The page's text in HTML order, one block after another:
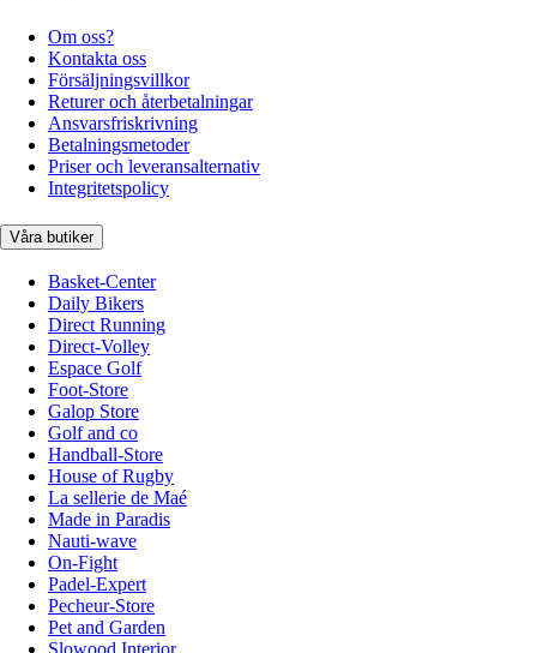
Om oss?
Kontakta oss
Försäljningsvillkor
Returer och återbetalningar
Ansvarsfriskrivning
Betalningsmetoder
Priser och leveransalternativ
Integritetspolicy
Våra butiker
Basket-Center
Daily Bikers
Direct Running
Direct-Volley
Espace Golf
Foot-Store
Galop Store
Golf and co
Handball-Store
House of Rugby
La sellerie de Maé
Made in Paradis
Nauti-wave
On-Fight
Padel-Expert
Pecheur-Store
Pet and Garden